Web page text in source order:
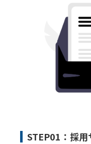
STEP01：採